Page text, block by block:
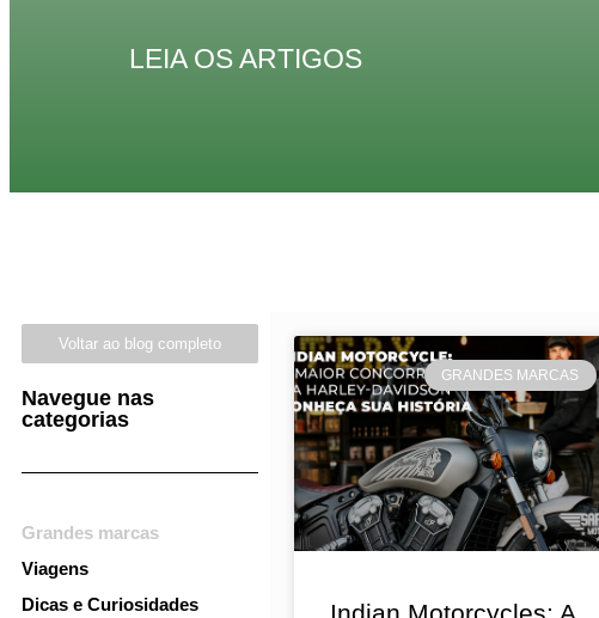
LEIA OS ARTIGOS
Voltar ao blog completo
Navegue nas
categorias
Grandes marcas
Viagens
Dicas e Curiosidades
GRANDES MARCAS